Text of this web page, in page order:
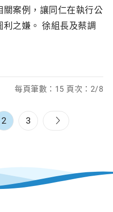
案例，讓同仁在執行公
之嫌。 徐組長及蔡調
每頁筆數：15 頁次：2/8
2 3